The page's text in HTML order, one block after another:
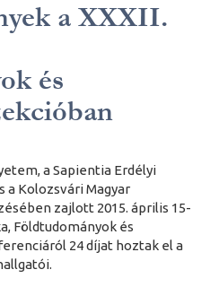
a XXXII.
és
a Sapientia Erdélyi
a Kolozsvári Magyar
zajlott 2015. április 15-
Földtudományok és
24 díjat hoztak el a